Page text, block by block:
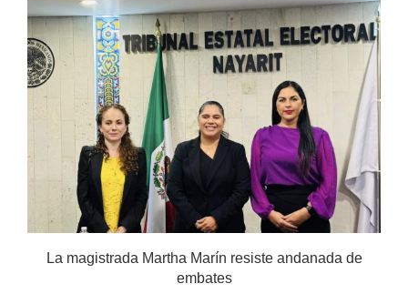
La magistrada Martha Marín resiste andanada de
embates